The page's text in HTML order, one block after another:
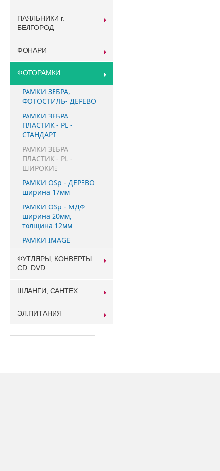
ПАЯЛЬНИКИ г.
БЕЛГОРОД
ФОНАРИ
ФОТОРАМКИ
РАМКИ ЗЕБРА,
ФОТОСТИЛЬ- ДЕРЕВО
РАМКИ ЗЕБРА
ПЛАСТИК - PL -
СТАНДАРТ
РАМКИ ЗЕБРА
ПЛАСТИК - PL -
ШИРОКИЕ
РАМКИ OSp - ДЕРЕВО
ширина 17мм
РАМКИ OSp - МДФ
ширина 20мм,
толщина 12мм
РАМКИ IMAGE
ФУТЛЯРЫ, КОНВЕРТЫ
CD, DVD
ШЛАНГИ, САНТЕХ
ЭЛ.ПИТАНИЯ